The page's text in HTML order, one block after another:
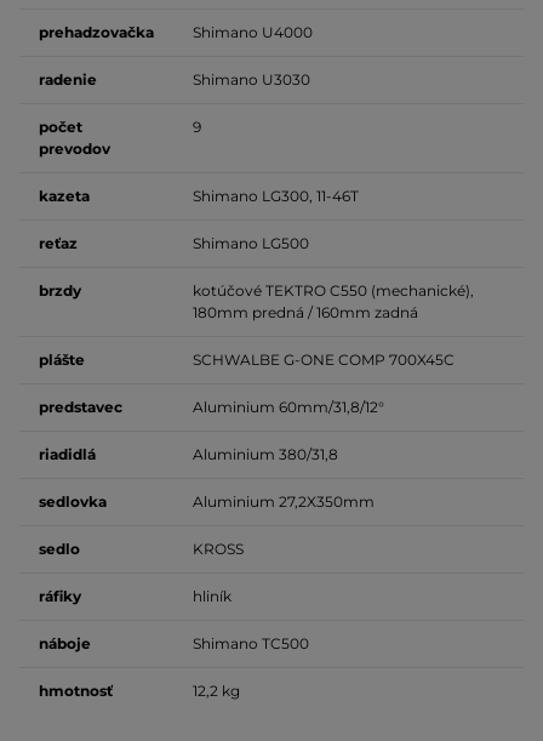
prehadzovačka Shimano U4000
radenie Shimano U3030
počet
prevodov
9
kazeta Shimano LG300, 11-46T
reťaz Shimano LG500
brzdy
kotúčové TEKTRO C550 (mechanické),
180mm predná / 160mm zadná
plášte SCHWALBE G-ONE COMP 700X45C
predstavec Aluminium 60mm/31,8/12°
riadidlá Aluminium 380/31,8
sedlovka Aluminium 27,2X350mm
sedlo KROSS
ráfiky hliník
náboje Shimano TC500
hmotnosť 12,2 kg